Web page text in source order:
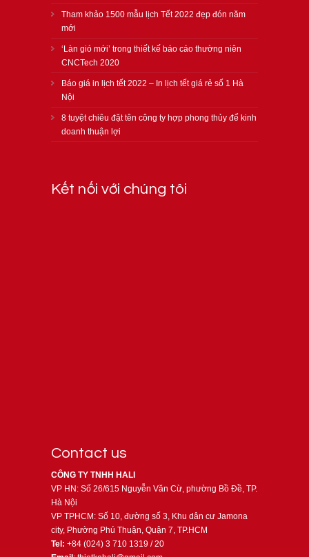
Tham khảo 1500 mẫu lịch Tết 2022 đẹp đón năm
mới
‘Làn gió mới’ trong thiết kế báo cáo thường niên
CNCTech 2020
Báo giá in lịch tết 2022 – In lịch tết giá rẻ số 1 Hà
Nội
8 tuyệt chiêu đặt tên công ty hợp phong thủy để kinh
doanh thuận lợi
Kết nối với chúng tôi
Contact us
CÔNG TY TNHH HALI
VP HN: Số 26/615 Nguyễn Văn Cừ, phường Bồ Đề, TP.
Hà Nội
VP TPHCM: Số 10, đường số 3, Khu dân cư Jamona
city, Phường Phú Thuận, Quận 7, TP.HCM
Tel: +84 (024) 3 710 1319 / 20